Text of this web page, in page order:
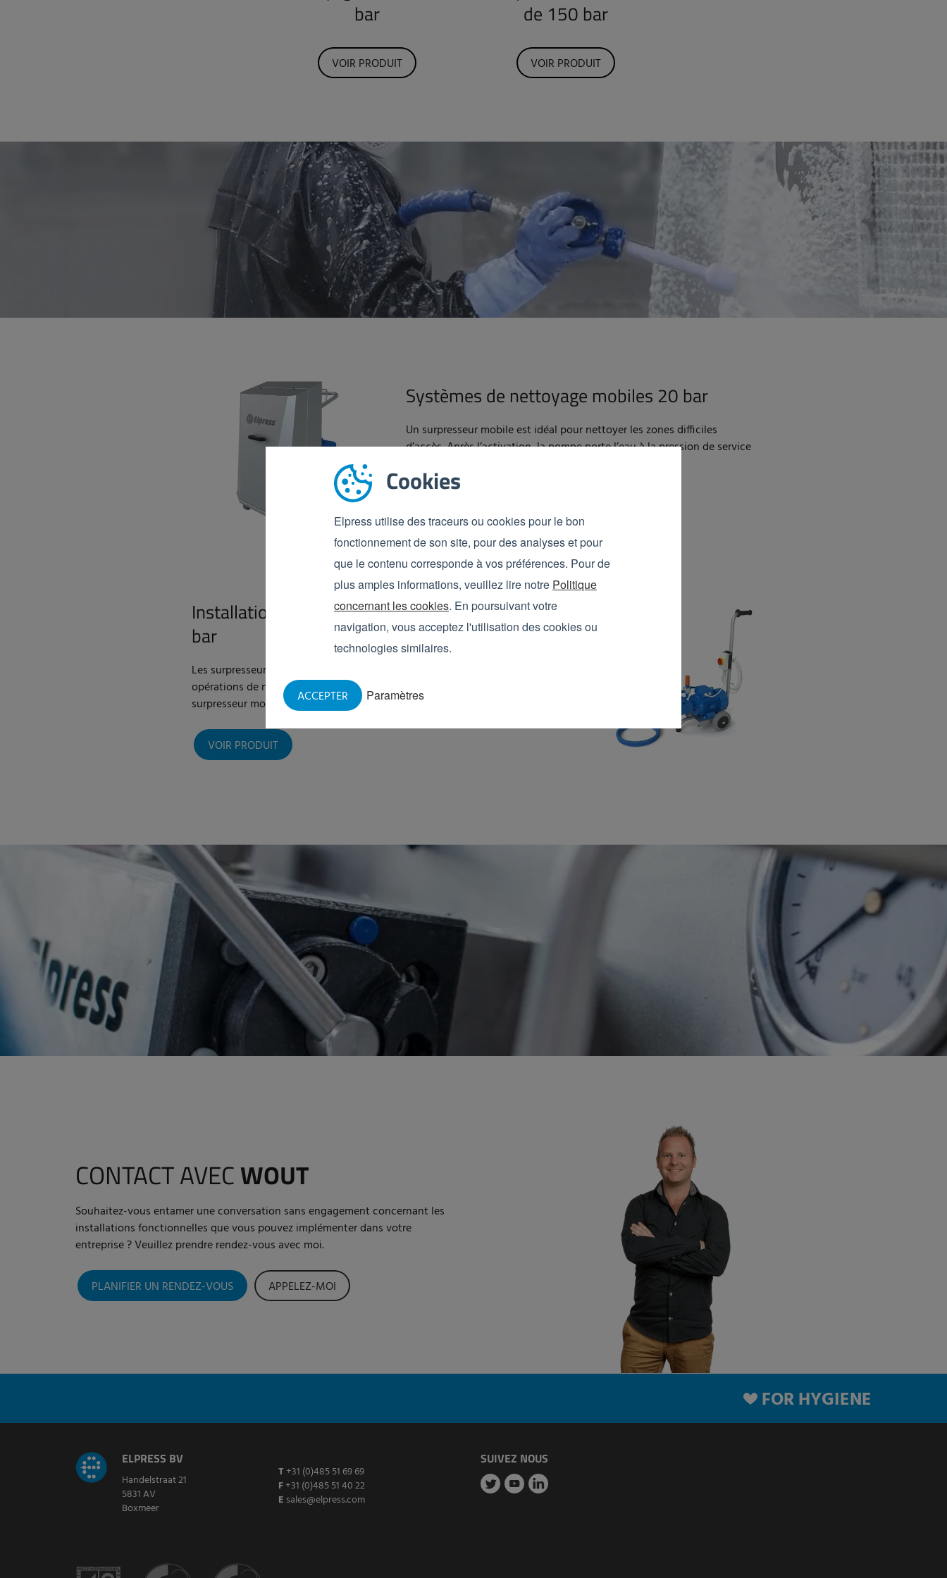
Cookies
Elpress utilise des traceurs ou cookies pour le bon
fonctionnement de son site, pour des analyses et pour
que le contenu corresponde à vos préférences. Pour de
plus amples informations, veuillez lire notre Politique
concernant les cookies. En poursuivant votre
navigation, vous acceptez l'utilisation des cookies ou
technologies similaires.
Paramètres
ACCEPTER
bar
VOIR PRODUIT
de 150 bar
VOIR PRODUIT
Systèmes de nettoyage mobiles 20 bar
Un surpresseur mobile est idéal pour nettoyer les zones difficiles
d’accès. Après l’activation, la pompe porte l’eau à la pression de service
Installation de surpresseur mobile de 150
bar
Les surpresseurs mobiles d’Elpress sont une solution idéale pour les
opérations de nettoyage indépendantes. Cette installation de
surpresseur mobile d'Elpress facilite votre rinçage.
VOIR PRODUIT
CONTACT AVECWOUT
Souhaitez-vous entamer une conversation sans engagement concernant les
installations fonctionnelles que vous pouvez implémenter dans votre
entreprise ? Veuillez prendre rendez-vous avec moi.
PLANIFIER UN RENDEZ-VOUS APPELEZ-MOI
FOR HYGIENE
ELPRESS BV
Handelstraat 21
5831 AV
Boxmeer
T +31 (0)485 51 69 69
F+31 (0)485 51 40 22
E sales@elpress.com
SUIVEZ NOUS